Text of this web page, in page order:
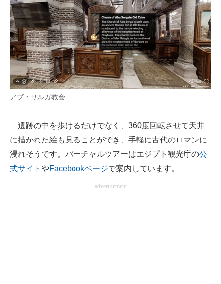
アブ・サルガ教会
遺跡の中を歩けるだけでなく、360度回転させて天井
に描かれた絵も見ることができ、手軽に古代のロマンに
浸れそうです。バーチャルツアーはエジプト観光庁の公
式サイト やFacebookページで案内しています。
advertisement